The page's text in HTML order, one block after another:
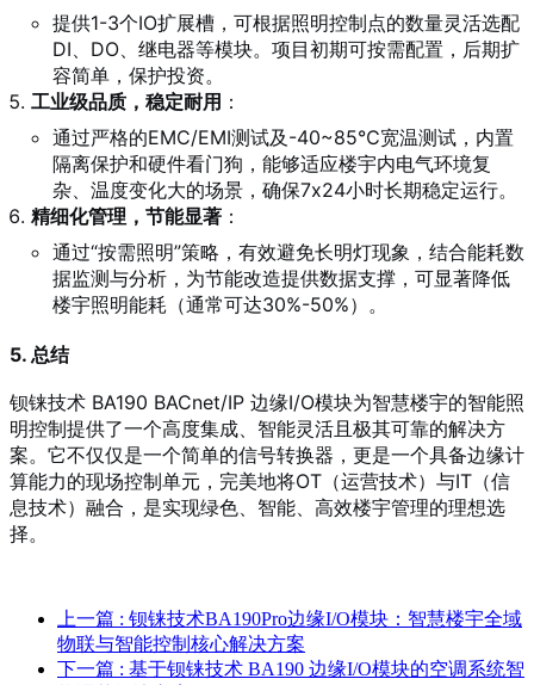
提供1-3个IO扩展槽，可根据照明控制点的数量灵活选配
DI、DO、继电器等模块。项目初期可按需配置，后期扩
容简单，保护投资。
工业级品质，稳定耐用 ：
通过严格的EMC/EMI测试及-40~85℃宽温测试，内置
隔离保护和硬件看门狗，能够适应楼宇内电气环境复
杂、温度变化大的场景，确保7x24小时长期稳定运行。
精细化管理，节能显著 ：
通过“按需照明”策略，有效避免长明灯现象，结合能耗数
据监测与分析，为节能改造提供数据支撑，可显著降低
楼宇照明能耗（通常可达30%-50%）。
5. 总结
钡铼技术 BA190 BACnet/IP 边缘I/O模块为智慧楼宇的智能照
明控制提供了一个高度集成、智能灵活且极其可靠的解决方
案。它不仅仅是一个简单的信号转换器，更是一个具备边缘计
算能力的现场控制单元，完美地将OT（运营技术）与IT（信
息技术）融合，是实现绿色、智能、高效楼宇管理的理想选
择。
上一篇 : 钡铼技术BA190Pro边缘I/O模块：智慧楼宇全域
物联与智能控制核心解决方案
下一篇 : 基于钡铼技术 BA190 边缘I/O模块的空调系统智